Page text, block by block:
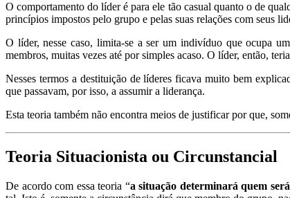
O comportamento do líder é para ele tão casual quanto o de
princípios impostos pelo grupo e pelas suas relações com seus
O líder, nesse caso, limita‐se a ser um indivíduo que ocupa
membros, muitas vezes até por simples acaso. O líder, então,
Nesses termos a destituição de líderes ficava muito bem
que passavam, por isso, a assumir a liderança.
Esta teoria também não encontra meios de justificar por que,
Teoria Situacionista ou Circunstancial
De acordo com essa teoria “a situação determinará quem